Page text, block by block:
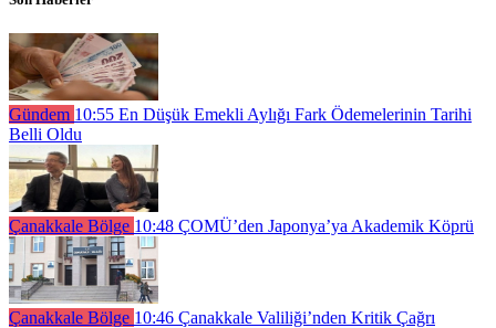
Gündem 10:55 En Düşük Emekli Aylığı Fark Ödemelerinin Tarihi
Belli Oldu
Çanakkale Bölge 10:48 ÇOMÜ’den Japonya’ya Akademik Köprü
Çanakkale Bölge 10:46 Çanakkale Valiliği’nden Kritik Çağrı